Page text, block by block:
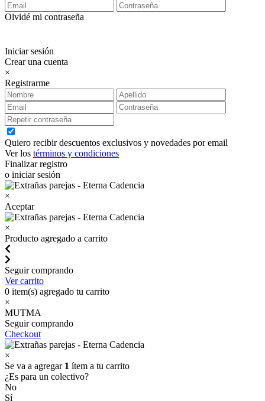
Olvidé mi contraseña
Iniciar sesión
Crear una cuenta
×
Registrarme
Quiero recibir descuentos exclusivos y novedades por email
Ver los términos y condiciones
Finalizar registro
o iniciar sesión
×
Aceptar
×
Producto agregado a carrito
Seguir comprando
Ver carrito
0 item(s) agregado tu carrito
×
MUTMA
Seguir comprando
Checkout
×
Se va a agregar 1 ítem a tu carrito
¿Es para un colectivo?
No
Sí